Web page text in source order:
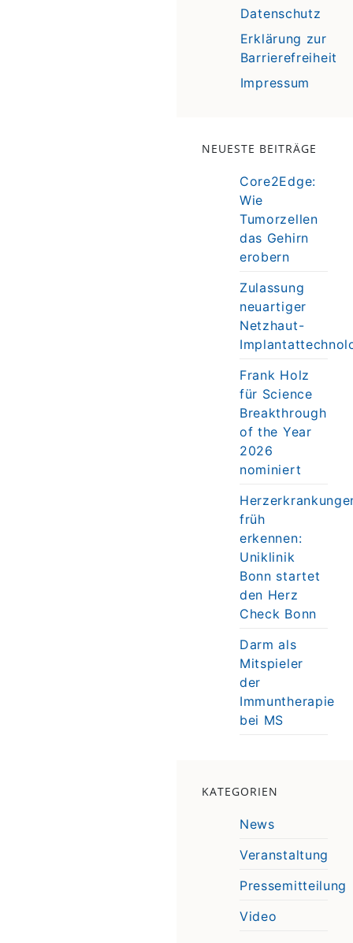
Datenschutz
Erklärung zur
Barrierefreiheit
Impressum
NEUESTE BEITRÄGE
Core2Edge:
Wie
Tumorzellen
das Gehirn
erobern
Zulassung
neuartiger
Netzhaut-
Frank Holz
für Science
Breakthrough
of the Year
2026
nominiert
früh
erkennen:
Uniklinik
Bonn startet
den Herz
Check Bonn
Darm als
Mitspieler
der
Immuntherapie
bei MS
KATEGORIEN
News
Veranstaltung
Pressemitteilung
Video